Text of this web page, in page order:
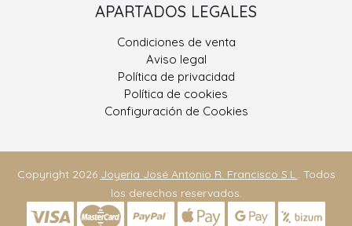
APARTADOS LEGALES
Condiciones de venta
Aviso legal
Política de privacidad
Política de cookies
Configuración de Cookies
Copyright 2026 Joyeria José Antonio R. Francisco S.L.. Todos
los derechos reservados.